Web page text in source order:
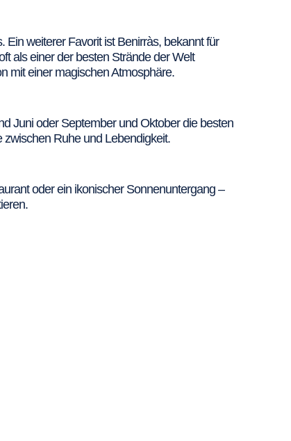
Ein weiterer Favorit ist Benirràs, bekannt für
als einer der besten Strände der Welt
mit einer magischen Atmosphäre.
Juni oder September und Oktober die besten
zwischen Ruhe und Lebendigkeit.
oder ein ikonischer Sonnenuntergang –